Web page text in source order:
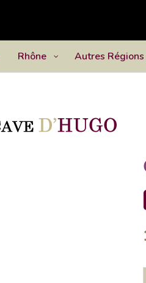
Rhône Autres Régions